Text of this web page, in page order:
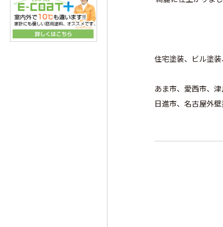
住宅塗装、ビル塗
あま市、愛西市、
日進市、名古屋外